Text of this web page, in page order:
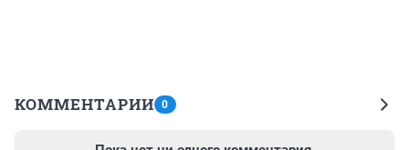
КОММЕНТАРИИ 0